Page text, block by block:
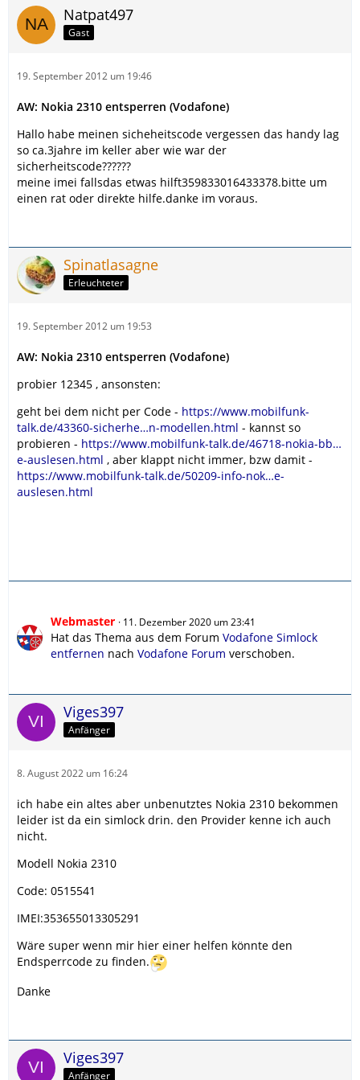
Natpat497
Gast
19. September 2012 um 19:46
AW: Nokia 2310 entsperren (Vodafone)
Hallo habe meinen sicheheitscode vergessen das handy lag
so ca.3jahre im keller aber wie war der
sicherheitscode??????
meine imei fallsdas etwas hilft359833016433378.bitte um
einen rat oder direkte hilfe.danke im voraus.
Spinatlasagne
Erleuchteter
19. September 2012 um 19:53
AW: Nokia 2310 entsperren (Vodafone)
probier 12345 , ansonsten:
geht bei dem nicht per Code - https://www.mobilfunk-
talk.de/43360-sicherhe…n-modellen.html - kannst so
probieren - https://www.mobilfunk-talk.de/46718-nokia-bb…
e-auslesen.html , aber klappt nicht immer, bzw damit -
https://www.mobilfunk-talk.de/50209-info-nok…e-
auslesen.html
Webmaster 11. Dezember 2020 um 23:41
Hat das Thema aus dem Forum Vodafone Simlock
entfernen nach Vodafone Forum verschoben.
Viges397
Anfänger
8. August 2022 um 16:24
ich habe ein altes aber unbenutztes Nokia 2310 bekommen
leider ist da ein simlock drin. den Provider kenne ich auch
nicht.
Modell Nokia 2310
Code: 0515541
IMEI:353655013305291
Wäre super wenn mir hier einer helfen könnte den
Endsperrcode zu finden.
Danke
Viges397
Anfänger